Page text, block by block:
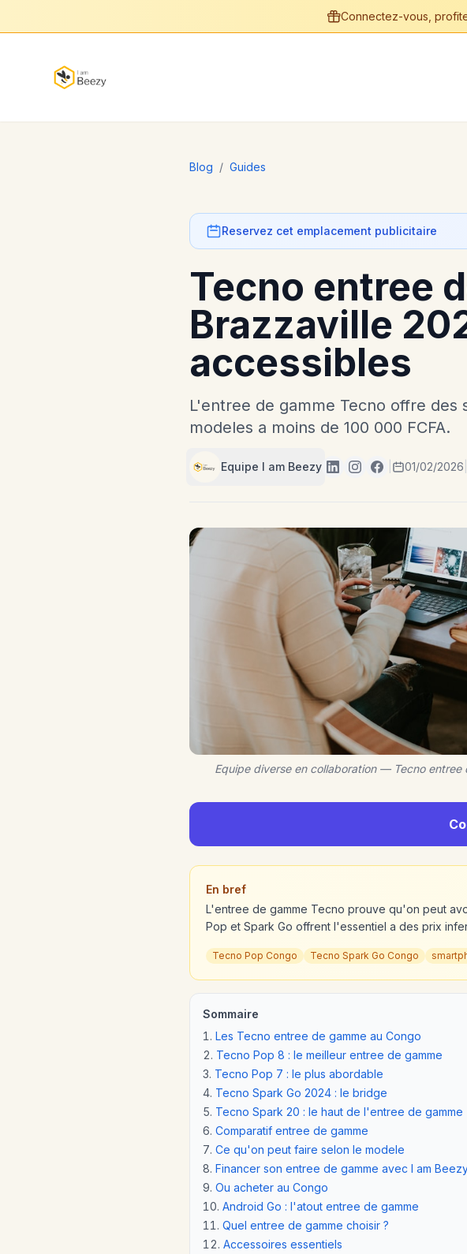
Connectez-vous,
Blog / Guides
Reservez cet emplacement publicitaire
Tecno entree
Brazzaville
accessibles
L'entree de gamme Tecno offre
modeles a moins de 100 000 FCFA.
Equipe I am Beezy 01/02/2026
Equipe diverse en collaboration — Tecno
En bref
L'entree de gamme Tecno prouve qu'on peut
Pop et Spark Go offrent l'essentiel a des prix
Tecno Pop Congo Tecno Spark Go Congo
Sommaire
Les Tecno entree de gamme au Congo
Tecno Pop 8 : le meilleur entree de gamme
Tecno Pop 7 : le plus abordable
Tecno Spark Go 2024 : le bridge
Tecno Spark 20 : le haut de l'entree de gamme
Comparatif entree de gamme
Ce qu'on peut faire selon le modele
Financer son entree de gamme avec I am
Ou acheter au Congo
Android Go : l'atout entree de gamme
Quel entree de gamme choisir ?
Accessoires essentiels